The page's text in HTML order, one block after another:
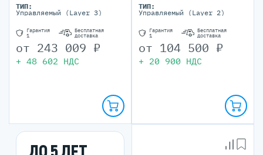
ТИП:
Управляемый (Layer 3)
Гарантия
1
Бесплатная
доставка
от 243 009 ₽
+ 48 602 НДС
ТИП:
Управляемый (Layer 2)
Гарантия
1
Бесплатная
доставка
от 104 500 ₽
+ 20 900 НДС